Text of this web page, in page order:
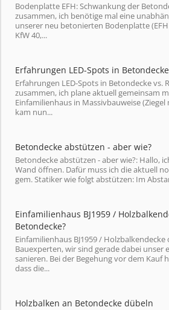
Bodenplatte EFH: Schwankung der
zusammen, ich benötige mal eine
unserer neu betonierten Bodenplatte
KfW 40,...
Erfahrungen LED-Spots in
Erfahrungen LED-Spots in Betondecke vs.
zusammen, ich plane aktuell gemeinsam
Einfamilienhaus in Massivbauweise
kam nun...
Betondecke abstützen - aber wie?
Betondecke abstützen - aber wie?: Hallo,
Wand öffnen. Dafür muss ich die aktuell
gem. Statiker wie folgt abstützen: Im
Einfamilienhaus BJ1959 /
Betondecke?
Einfamilienhaus BJ1959 /
Bauexperten, wir sind gerade dabei unser
sanieren. Bei der Begehung vor dem Kauf
dass die...
Holzbalken an Betondecke dübeln